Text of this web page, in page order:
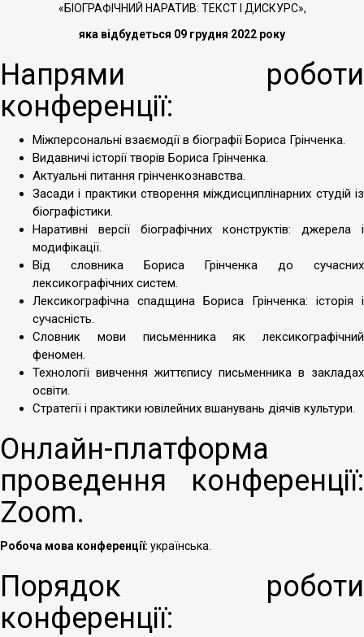
«БІОГРАФІЧНИЙ НАРАТИВ: ТЕКСТ І ДИСКУРС»,
яка відбудеться 09 грудня 2022 року
Напрями роботи
конференції:
Міжперсональні взаємодії в біографії Бориса Грінченка.
Видавничі історії творів Бориса Грінченка.
Актуальні питання грінченкознавства.
Засади і практики створення міждисциплінарних студій із
біографістики.
Наративні версії біографічних конструктів: джерела і
модифікації.
Від словника Бориса Грінченка до сучасних
лексикографічних систем.
Лексикографічна спадщина Бориса Грінченка: історія і
сучасність.
Словник мови письменника як лексикографічний
феномен.
Технології вивчення життєпису письменника в закладах
освіти.
Стратегії і практики ювілейних вшанувань діячів культури.
Онлайн-платформа
проведення конференції:
Zoom.
Робоча мова конференції: українська.
Порядок роботи
конференції: